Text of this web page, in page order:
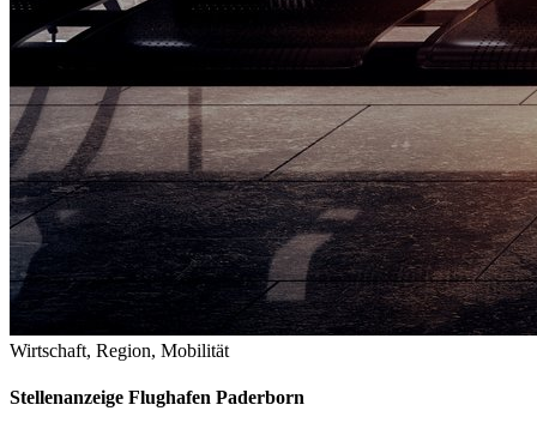
Wirtschaft, Region, Mobilität
Stellenanzeige Flughafen Paderborn